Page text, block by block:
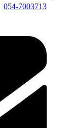
054-7003713